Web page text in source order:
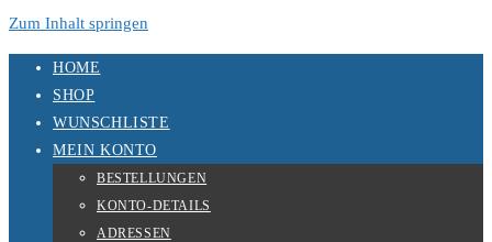
Zum Inhalt springen
HOME
SHOP
WUNSCHLISTE
MEIN KONTO
BESTELLUNGEN
KONTO-DETAILS
ADRESSEN